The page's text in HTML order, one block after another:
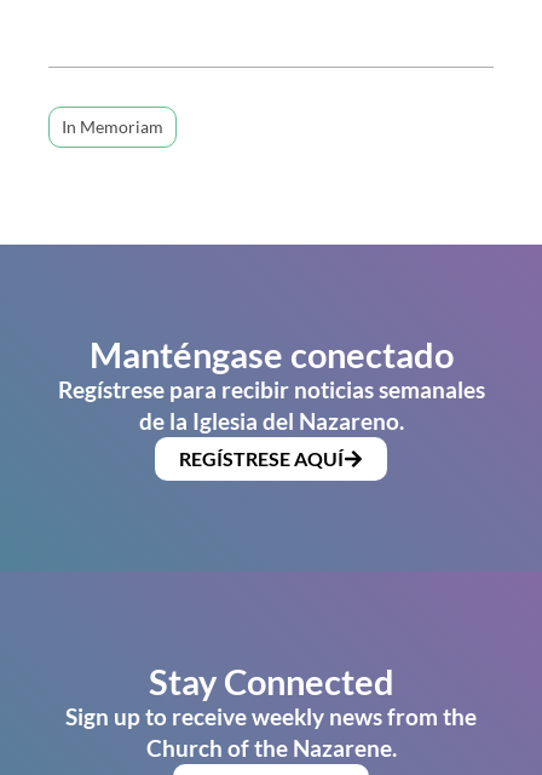
In Memoriam
Manténgase conectado
Regístrese para recibir noticias semanales
de la Iglesia del Nazareno.
REGÍSTRESE AQUÍ
Stay Connected
Sign up to receive weekly news from the
Church of the Nazarene.